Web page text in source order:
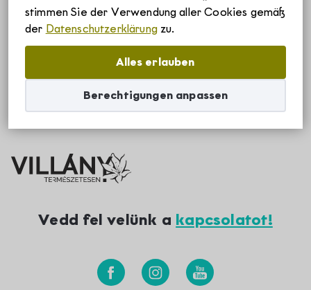
stimmen Sie der Verwendung aller Cookies gemäß
der Datenschutzerklärungzu.
Alles erlauben
Berechtigungen anpassen
Reset password
Vedd fel velünk a kapcsolatot!
Szállások
Borvidékről
Villányi borvidék története
Villányi eredetvédelem
Villányi Borvidék helyi termék védjegy
Rólunk
Villány-Siklósi Borút Egyesület
Hírek
Pályázatok